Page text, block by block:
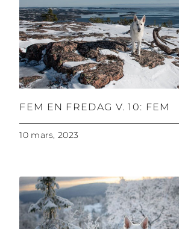
FEM EN FREDAG V. 10: FEM
10 mars, 2023